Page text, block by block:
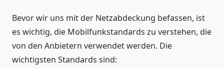
Bevor wir uns mit der Netzabdeckung befassen, ist
es wichtig, die Mobilfunkstandards zu verstehen, die
von den Anbietern verwendet werden. Die
wichtigsten Standards sind: